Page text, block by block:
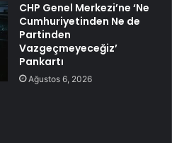
CHP Genel Merkezi’ne ‘Ne
Cumhuriyetinden Ne de
Partinden
Vazgeçmeyeceğiz’
Pankartı
Ağustos 6, 2026